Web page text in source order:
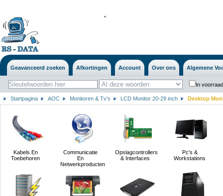
''
Geavanceerd zoeken Afkortingen Account Over ons Algemene
In
Startpagina AOC Monitoren & Tv’s LCD Monitor 20-29 inch Desktop
Kabels En
Toebehoren
Communicatie
En
Netwerkproducten
Opslagcontrollers
& Interfaces
Pc's &
Workstations